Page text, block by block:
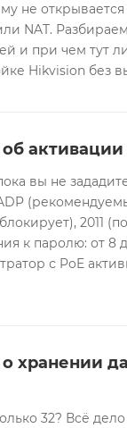
не
NAT.
и при чем тут
Hikvision без
вы не
2011
к паролю: от 8
с PoE
хранении
32? Всё